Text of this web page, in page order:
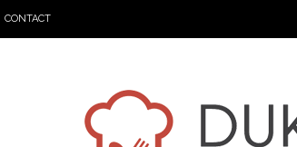
CONTACT